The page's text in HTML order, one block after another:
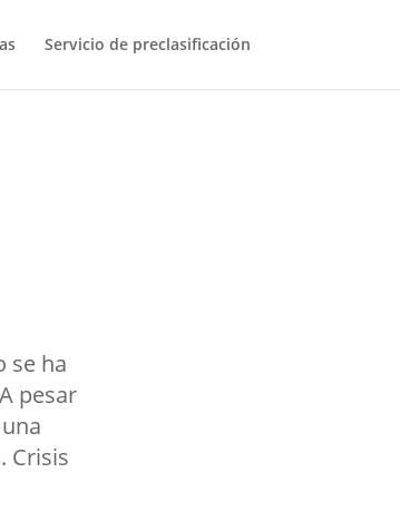
Servicio de preclasificación
se ha
pesar
Crisis